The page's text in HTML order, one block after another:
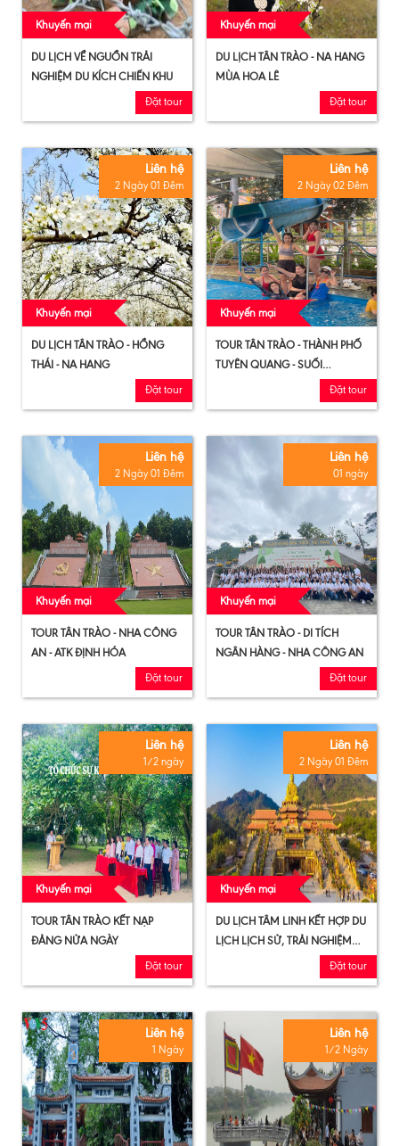
Khuyến mại
DU LỊCH VỀ NGUỒN TRẢI
NGHIỆM DU KÍCH CHIẾN KHU
Đặt tour
Khuyến mại
DU LỊCH TÂN TRÀO - NA HANG
MÙA HOA LÊ
Đặt tour
Khuyến mại
Liên hệ
2 Ngày 01 Đêm
DU LỊCH TÂN TRÀO - HỒNG
THÁI - NA HANG
Đặt tour
Khuyến mại
Liên hệ
2 Ngày 02 Đêm
TOUR TÂN TRÀO - THÀNH PHỐ
TUYÊN QUANG - SUỐI
KHOÁNG MỸ LÂM 2N2ĐĐặt tour
Khuyến mại
Liên hệ
2 Ngày 01 Đêm
TOUR TÂN TRÀO - NHA CÔNG
AN - ATK ĐỊNH HÓA
Đặt tour
Khuyến mại
Liên hệ
01 ngày
TOUR TÂN TRÀO - DI TÍCH
NGÂN HÀNG - NHA CÔNG AN
Đặt tour
Khuyến mại
Liên hệ
1/2 ngày
TOUR TÂN TRÀO KẾT NẠP
ĐẢNG NỬA NGÀY
Đặt tour
Khuyến mại
Liên hệ
2 Ngày 01 Đêm
DU LỊCH TÂM LINH KẾT HỢP DU
LỊCH LỊCH SỬ, TRẢI NGHIỆM
Đặt tour
Liên hệ
1 Ngày
Liên hệ
1/2 Ngày